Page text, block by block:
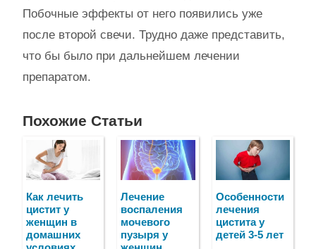
Побочные эффекты от него появились уже
после второй свечи. Трудно даже представить,
что бы было при дальнейшем лечении
препаратом.
Похожие Статьи
Как лечить
цистит у
женщин в
домашних
Лечение
воспаления
мочевого
пузыря у
Особенности
лечения
цистита у
детей 3-5 лет